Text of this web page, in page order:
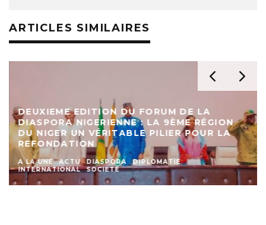
ARTICLES SIMILAIRES
DEUXIEME EDITION DU FORUM DE LA
DIASPORA NIGERIENNE : LA 9ÈME RÉGION
DU NIGER UN VÉRITABLE PILIER POUR LA
REFONDATION
A LA UNE ACTU DIASPORA
DIPLOMATIE
INTERNATIONAL
SOCIETE